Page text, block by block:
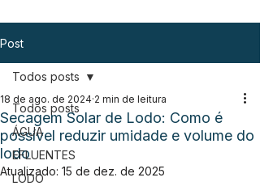
Post
Todos posts
ÁGUA
EFLUENTES
LODO
Todos posts
Secagem Solar de Lodo: Como é
possível reduzir umidade e volume do
lodo
18 de ago. de 2024 2 min de leitura
Atualizado: 15 de dez. de 2025